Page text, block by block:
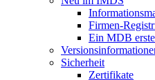
Firmen-
Ein MDB
Sicherheit
Zertifikate